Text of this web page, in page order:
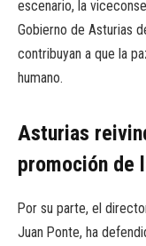
escenario, la
Gobierno de Asturias
contribuyan a que la
humano.
Asturias
promoción de
Por su parte, el
Juan Ponte, ha